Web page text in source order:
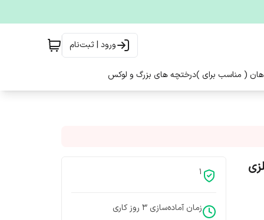
ورود | ثبت‌نام
( مناسب برای )درختچه های بزرگ و لوکس
1
زمان آماده‌سازی 3 روز کاری